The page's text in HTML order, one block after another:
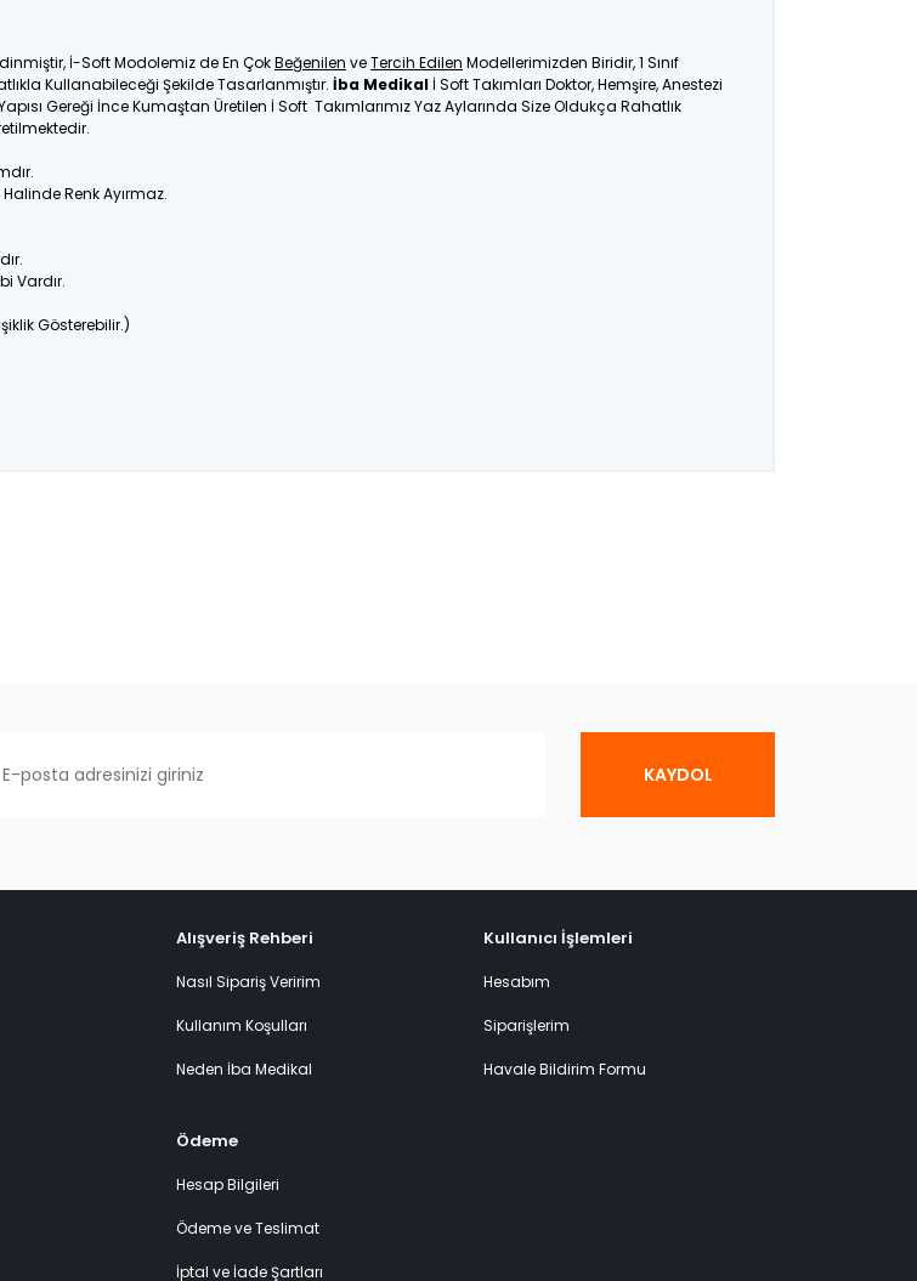
İ-Soft Modolemiz de En ÇokBeğenilen veTercih Edilen Modellerimizden Biridir, 1 Sınıf
Kullanabileceği Şekilde Tasarlanmıştır. İba Medikal İ Soft Takımları Doktor, Hemşire, Anestezi
Gereği İnce Kumaştan Üretilen İ Soft Takımlarımız Yaz Aylarında Size Oldukça Rahatlık
Renk Ayırmaz.
Vardır.
Gösterebilir.)
KAYDOL
Alışveriş Rehberi
Nasıl Sipariş Veririm
Kullanım Koşulları
Neden İba Medikal
Ödeme
Hesap Bilgileri
Ödeme ve Teslimat
İptal ve İade Şartları
Kullanıcı İşlemleri
Hesabım
Siparişlerim
Havale Bildirim Formu